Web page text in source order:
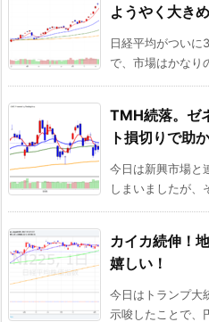
ようやく大き
日経平均がついに
で、市場はかなり
TMH続落。ゼ
ト損切りで助
今日は新興市場と
しまいましたが、
カイカ続伸！
嬉しい！
今日はトランプ大
示唆したことで、